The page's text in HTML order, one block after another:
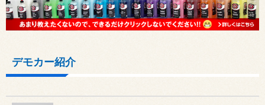
デモカー紹介